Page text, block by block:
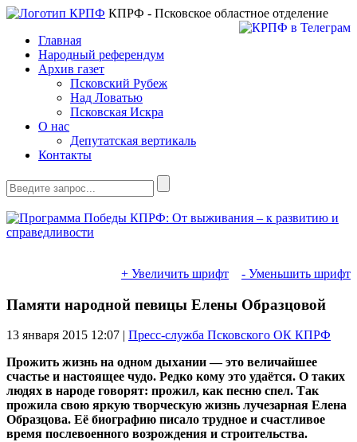
КПРФ - Псковское областное отделение
Главная
Народный референдум
Архив газет
Псковский Рубеж
Над Ловатью
Псковская Искра
О нас
Депутатская вертикаль
Контакты
+ Увеличить шрифт - Уменьшить шрифт
Памяти народной певицы Елены Образцовой
13 января 2015 12:07 | Пресс-служба Псковского ОК КПРФ
Прожить жизнь на одном дыхании — это величайшее
счастье и настоящее чудо. Редко кому это удаётся. О таких
людях в народе говорят: прожил, как песню спел. Так
прожила свою яркую творческую жизнь лучезарная Елена
Образцова. Её биографию писало трудное и счастливое
время послевоенного возрождения и строительства.